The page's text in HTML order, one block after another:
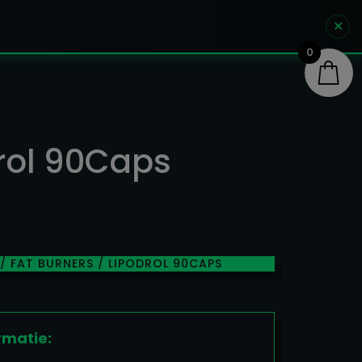
✕
90Caps
FAT BURNERS / LIPODROL 90CAPS
0